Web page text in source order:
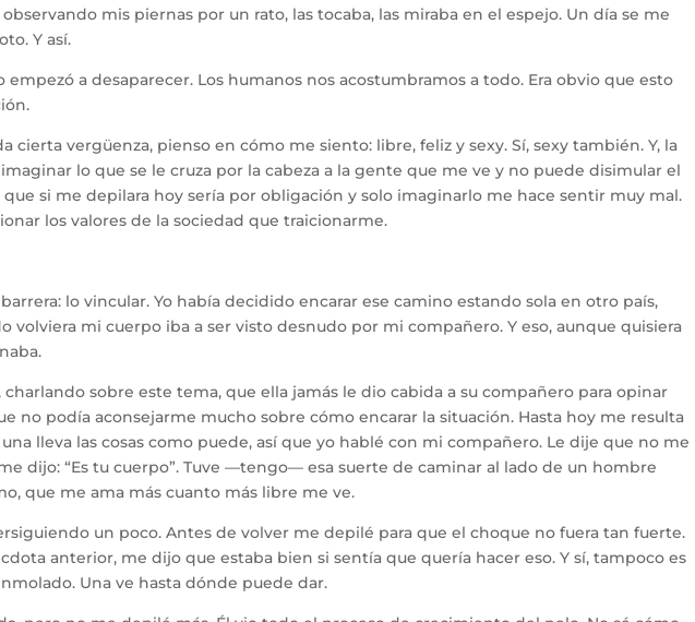
mis piernas por un rato, las tocaba, las miraba en el espejo. Un día se me
Y así.
empezó a desaparecer. Los humanos nos acostumbramos a todo. Era obvio que esto
cierta vergüenza, pienso en cómo me siento: libre, feliz y sexy. Sí, sexy también. Y, la
lo que se le cruza por la cabeza a la gente que me ve y no puede disimular el
que si me depilara hoy sería por obligación y solo imaginarlo me hace sentir muy mal.
los valores de la sociedad que traicionarme.
lo vincular. Yo había decidido encarar ese camino estando sola en otro país,
volviera mi cuerpo iba a ser visto desnudo por mi compañero. Y eso, aunque quisiera
sobre este tema, que ella jamás le dio cabida a su compañero para opinar
no podía aconsejarme mucho sobre cómo encarar la situación. Hasta hoy me resulta
lleva las cosas como puede, así que yo hablé con mi compañero. Le dije que no me
dijo: “Es tu cuerpo”. Tuve —tengo— esa suerte de caminar al lado de un hombre
que me ama más cuanto más libre me ve.
un poco. Antes de volver me depilé para que el choque no fuera tan fuerte.
anterior, me dijo que estaba bien si sentía que quería hacer eso. Y sí, tampoco es
Una ve hasta dónde puede dar.